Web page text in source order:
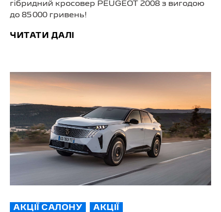
гібридний кросовер PEUGEOT 2008 з вигодою
до 85 000 гривень!
ЧИТАТИ ДАЛІ
АКЦІЇ САЛОНУ АКЦІЇ